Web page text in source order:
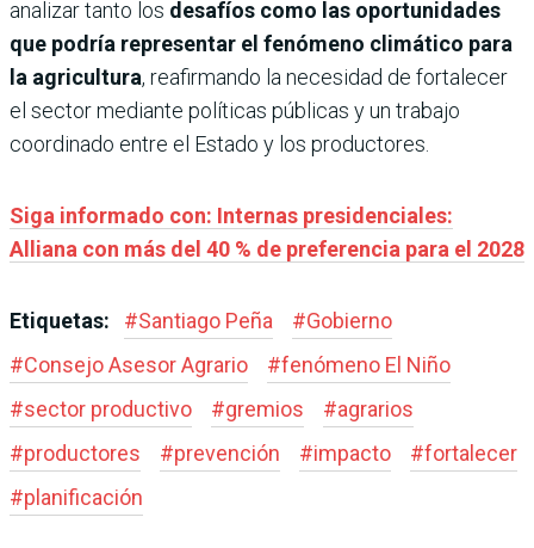
analizar tanto los desafíos como las oportunidades
que podría representar el fenómeno climático para
la agricultura, reafirmando la necesidad de fortalecer
el sector mediante políticas públicas y un trabajo
coordinado entre el Estado y los productores.
Siga informado con: Internas presidenciales:
Alliana con más del 40 % de preferencia para el 2028
Etiquetas: #Santiago Peña #Gobierno
#Consejo Asesor Agrario #fenómeno El Niño
#sector productivo #gremios #agrarios
#productores #prevención #impacto #fortalecer
#planificación